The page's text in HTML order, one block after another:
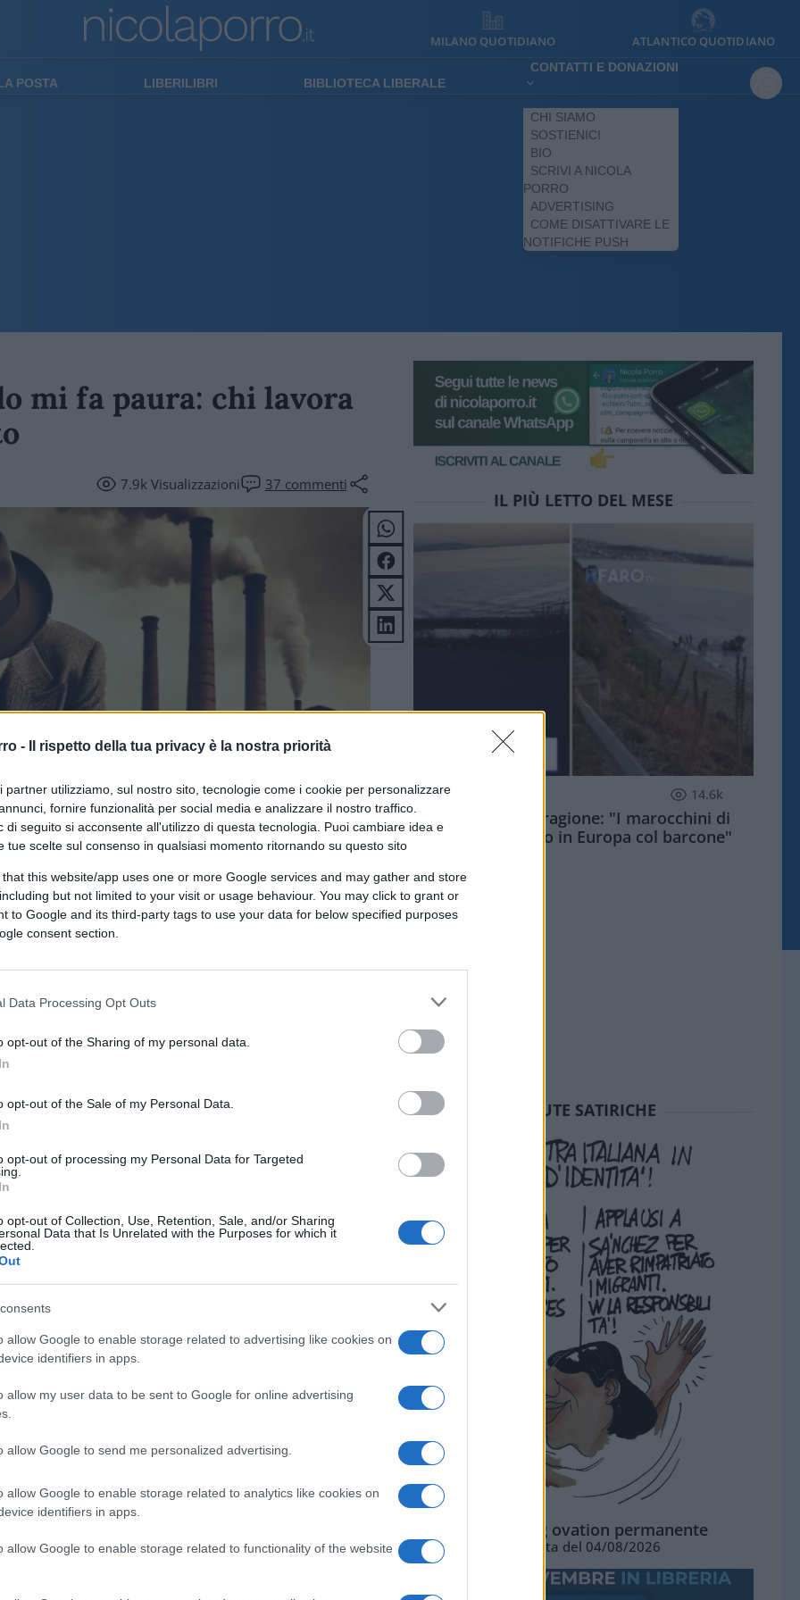
- Il rispetto della tua privacy è la nostra priorità
partner utilizziamo, sul nostro sito, tecnologie come i cookie per personalizzare
fornire funzionalità per social media e analizzare il nostro traffico.
di seguito si acconsente all'utilizzo di questa tecnologia. Puoi cambiare idea e
tue scelte sul consenso in qualsiasi momento ritornando su questo sito
that this website/app uses one or more Google services and may gather and store
but not limited to your visit or usage behaviour. You may click to grant or
to Google and its third-party tags to use your data for below specified purposes
consent section.
Data Processing Opt Outs
opt-out of the Sharing of my personal data.
opt-out of the Sale of my Personal Data.
opt-out of processing my Personal Data for Targeted
opt-out of Collection, Use, Retention, Sale, and/or Sharing
Data that Is Unrelated with the Purposes for which it
allow Google to enable storage related to advertising like cookies on
identifiers in apps.
allow my user data to be sent to Google for online advertising
allow Google to send me personalized advertising.
allow Google to enable storage related to analytics like cookies on
identifiers in apps.
allow Google to enable storage related to functionality of the website
MILANO QUOTIDIANO ATLANTICO QUOTIDIANO
POSTA LIBERILIBRI BIBLIOTECA LIBERALE
CONTATTI E DONAZIONI
CHI SIAMO
SOSTIENICI
BIO
SCRIVI A NICOLA
PORRO
ADVERTISING
COME DISATTIVARE LE
NOTIFICHE PUSH
mi fa paura: chi lavora
7.9kVisualizzazioni 37 commenti
tramite DALL·E di OpenAI
su Google
pubblicato la mia lettera. Sono
problema ma voglio in qualche modo
nel nostro Paese.
Ho iniziato a lavorare quando
molto velocemente ma la mia voglia
che ci circonda però è cambiato
a ragionare come si faceva 40 anni
a produrre in Italia.
in Paesi emergenti, non ci aiuta,
non si renda conto e continui ad
Dobbiamo lasciamo lavorare inItalia
a fare crescere le aziende, e
distruggerle.
al mio lavoro. Non esiste Paese
IL PIÙ LETTO DEL MESE
ESTERI 14.6k
Meloni aveva ragione: "I marocchini di
Ceuta sbarcano in Europa col barcone"
SEDUTE SATIRICHE
La standing ovation permanente
Vignetta del 04/08/2026